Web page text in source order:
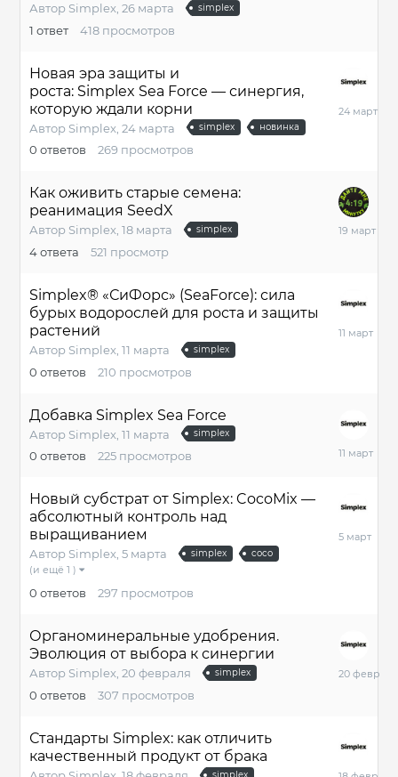
Автор Simplex, 26 марта simplex
1 ответ 418 просмотров
Новая эра защиты и
роста: Simplex Sea Force — синергия,
которую ждали корни
Автор Simplex 24 марта simplex новинка
0 ответов 269 просмотров
24
Как оживить старые семена:
реанимация SeedX
Автор Simplex, 18 марта simplex
4ответа 521 просмотр
19
Simplex® «СиФорс» (SeaForce): сила
бурых водорослей для роста и защиты
растений
Автор Simplex 11 марта simplex
0 ответов 210 просмотров
11
Добавка Simplex Sea Force
Автор Simplex 11 марта simplex
0 ответов 225 просмотров
11
марта
Новый субстрат от Simplex: CocoMix —
абсолютный контроль над
выращиванием
Автор Simplex 5 марта simplex coco
(и ещё 1 )
0 ответов 297 просмотров
5
Органоминеральные удобрения.
Эволюция от выбора к синергии
Автор Simplex, 20 февраля simplex
0 ответов 307 просмотров
20
Стандарты Simplex: как отличить
качественный продукт от брака
simplex 18